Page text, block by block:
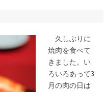
久しぶりに
焼肉を食べて
きました。い
ろいろあって3
月の肉の日は